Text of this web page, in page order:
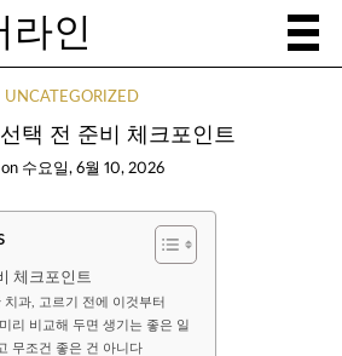
라인
UNCATEGORIZED
택 전 준비 체크포인트
on 수요일, 6월 10, 2026
체크포인트
과, 고르기 전에 이것부터
리 비교해 두면 생기는 좋은 일
무조건 좋은 건 아니다